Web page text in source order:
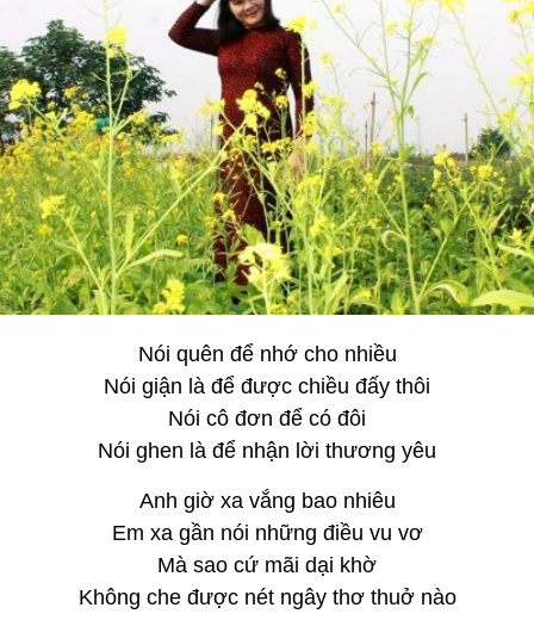
Nói quên để nhớ cho nhiều
Nói giận là để được chiều đấy thôi
Nói cô đơn để có đôi
Nói ghen là để nhận lời thương yêu
Anh giờ xa vắng bao nhiêu
Em xa gần nói những điều vu vơ
Mà sao cứ mãi dại khờ
Không che được nét ngây thơ thuở nào